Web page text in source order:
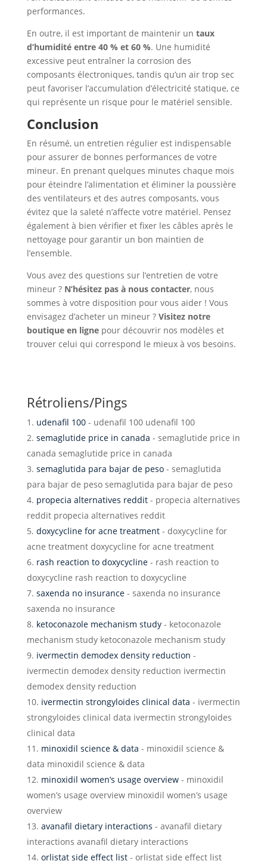
performances.
En outre, il est important de maintenir un taux
d’humidité entre 40 % et 60 %. Une humidité
excessive peut entraîner la corrosion des
composants électroniques, tandis qu’un air trop sec
peut favoriser l’accumulation d’électricité statique, ce
qui représente un risque pour le matériel sensible.
Conclusion
En résumé, un entretien régulier est indispensable
pour assurer de bonnes performances de votre
mineur. En prenant quelques minutes chaque mois
pour éteindre l’alimentation et éliminer la poussière
des ventilateurs et des autres composants, vous
évitez que la saleté n’affecte votre matériel. Pensez
également à bien vérifier et fixer les câbles après le
nettoyage pour garantir un bon maintien de
l’ensemble.
Vous avez des questions sur l’entretien de votre
mineur ? N’hésitez pas à nous contacter, nous
sommes à votre disposition pour vous aider ! Vous
envisagez d’acheter un mineur ? Visitez notre
boutique en lignepour découvrir nos modèles et
trouver celui qui correspond le mieux à vos besoins.
Rétroliens/Pings
udenafil 100- udenafil 100 udenafil 100
semaglutide price in canada - semaglutide price in
canada semaglutide price in canada
semaglutida para bajar de peso- semaglutida
para bajar de peso semaglutida para bajar de peso
propecia alternatives reddit- propecia alternatives
reddit propecia alternatives reddit
doxycycline for acne treatment- doxycycline for
acne treatment doxycycline for acne treatment
rash reaction to doxycycline- rash reaction to
doxycycline rash reaction to doxycycline
saxenda no insurance- saxenda no insurance
saxenda no insurance
ketoconazole mechanism study- ketoconazole
mechanism study ketoconazole mechanism study
ivermectin demodex density reduction -
ivermectin demodex density reduction ivermectin
demodex density reduction
ivermectin strongyloides clinical data - ivermectin
strongyloides clinical data ivermectin strongyloides
clinical data
minoxidil science & data - minoxidil science &
data minoxidil science & data
minoxidil women’s usage overview- minoxidil
women’s usage overview minoxidil women’s usage
overview
avanafil dietary interactions - avanafil dietary
interactions avanafil dietary interactions
orlistat side effect list- orlistat side effect list